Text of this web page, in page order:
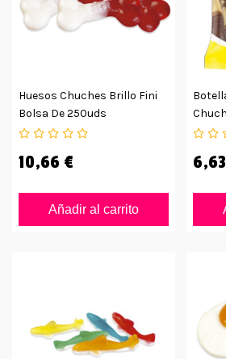
Huesos Chuches Brillo Fini
Bolsa De 250uds
10,66 €
Añadir al carrito
Bolsa